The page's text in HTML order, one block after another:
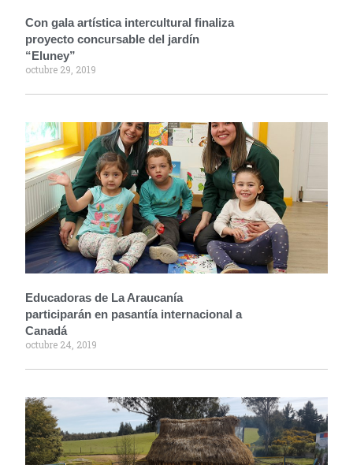
Con gala artística intercultural finaliza
proyecto concursable del jardín
“Eluney”
octubre 29, 2019
Educadoras de La Araucanía
participarán en pasantía internacional a
Canadá
octubre 24, 2019